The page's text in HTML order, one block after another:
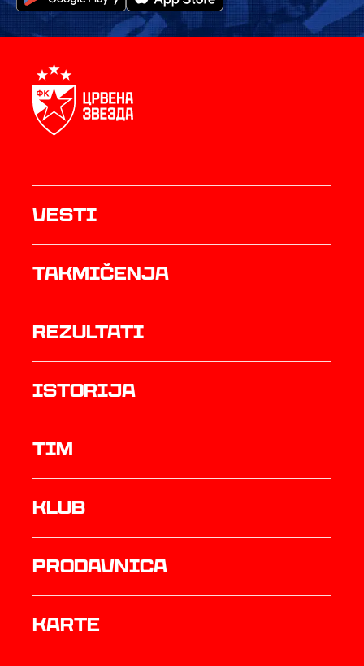
Vesti
Takmičenja
rezultati
istorija
TIM
Klub
prodavnica
Karte